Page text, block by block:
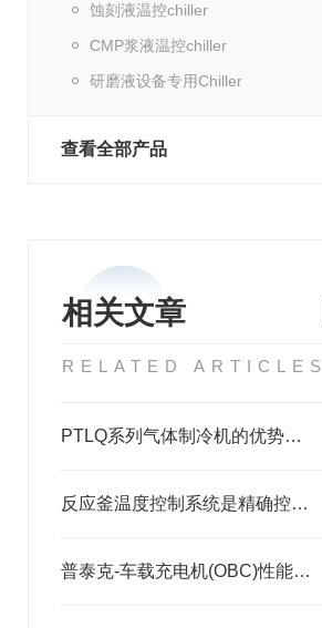
蚀刻液温控chiller
CMP浆液温控chiller
研磨液设备专用Chiller
查看全部产品
相关文章
RELATED ARTICLES
PTLQ系列气体制冷机的优势：精确、高效、定制化的制冷解决方案
反应釜温度控制系统是精确控制与安全操作的关键
普泰克-车载充电机(OBC)性能测试台维修保养